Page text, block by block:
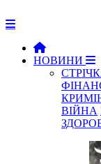
НОВИНИ
ВІЙНА